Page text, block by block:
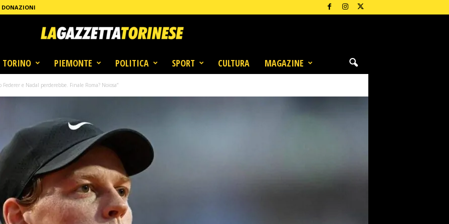
DONAZIONI
TORINO PIEMONTE POLITICA SPORT CULTURA MAGAZINE
e Nadal perderebbe. Finale Roma? Noiosa”